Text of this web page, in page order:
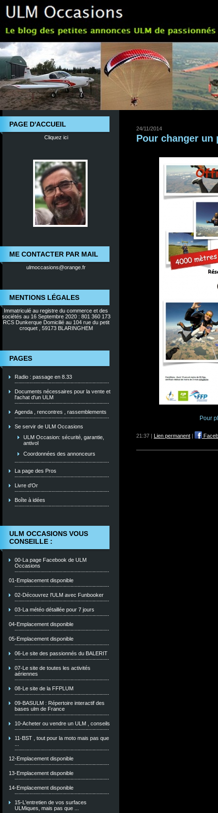
PAGE D'ACCUEIL
Cliquez ici
ME CONTACTER PAR MAIL
ulmoccasions@orange.fr
MENTIONS LÉGALES
Immatriculé au registre du commerce et des
sociétés au 16 Septembre 2020 : 801 360 173
RCS Dunkerque Domicilié au 104 rue du petit
croquet , 59173 BLARINGHEM
PAGES
Radio : passage en 8.33
Documents nécessaires pour la vente et
l'achat d'un ULM
Agenda , rencontres , rassemblements
Se servir de ULM Occasions
ULM Occasion: sécurité, garantie,
antivol
Coordonnées des annonceurs
La page des Pros
Livre d'Or
Boîte à idées
ULM OCCASIONS VOUS
CONSEILLE :
00-La page Facebook de ULM
Occasions
01-Emplacement disponible
02-Découvrez l'ULM avec Funbooker
03-La météo détaillée pour 7 jours
04-Emplacement disponible
05-Emplacement disponible
06-Le site des passionnés du BALERIT
07-Le site de toutes les activités
aériennes
08-Le site de la FFPLUM
09-BASULM : Répertoire interactif des
bases ulm de France
10-Acheter ou vendre un ULM , conseils
11-BST , tout pour la moto mais pas que
12-Emplacement disponible
13-Emplacement disponible
14-Emplacement disponible
15-L'entretien de vos surfaces
ULMiques, mais pas que ...
24/11/2014
Pour changer un
Pour
21:37 | Lien permanent |